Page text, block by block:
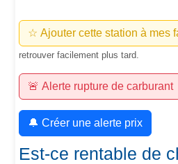
☆ Ajouter cette station à mes
retrouver facilement plus tard.
🚨 Alerte rupture de carburant
🔔 Créer une alerte prix
Est-ce rentable de